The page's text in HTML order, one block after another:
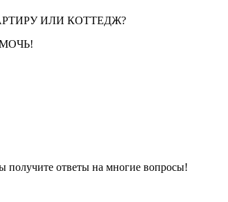
ИЛИ КОТТЕДЖ?
получите ответы на многие вопросы!